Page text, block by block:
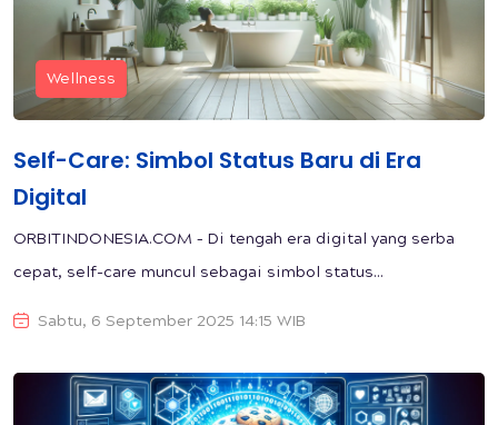
Wellness
Self-Care: Simbol Status Baru di Era
Digital
ORBITINDONESIA.COM – Di tengah era digital yang serba
cepat, self-care muncul sebagai simbol status...
Sabtu, 6 September 2025 14:15 WIB